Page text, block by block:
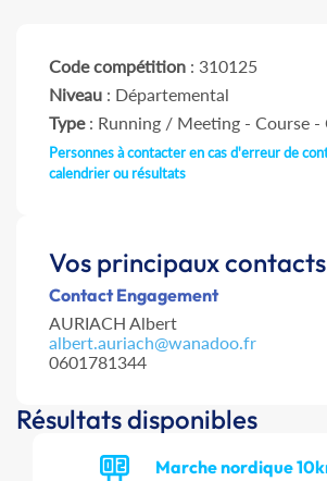
Code compétition : 310125
Niveau : Départemental
Type: Running / Meeting - Course -
Personnes à contacter en cas d'erreur de
calendrier ou résultats
Vos principaux contacts
Contact Engagement
AURIACH Albert
albert.auriach@wanadoo.fr
0601781344
Résultats disponibles
Marche nordique